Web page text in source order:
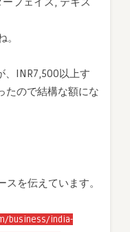
、INR7,500以上す
たので結構な額にな
を伝えています。
business/india-